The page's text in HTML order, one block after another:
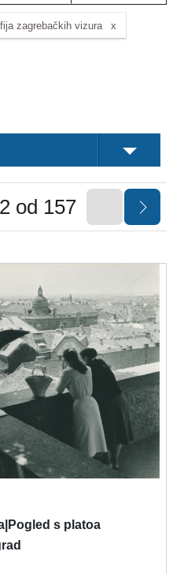
zagrebačkih vizura
od 157
s platoa